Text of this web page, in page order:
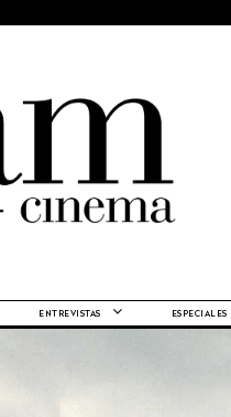
ENTREVISTAS ESPECIALES